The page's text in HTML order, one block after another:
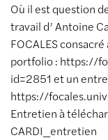
Où il est question
travail d’ Antoine
FOCALES
portfolio : https://
id=2851 et un
https://
Entretien à
CARDI_entretien